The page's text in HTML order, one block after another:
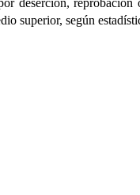
deserción,
superior, según